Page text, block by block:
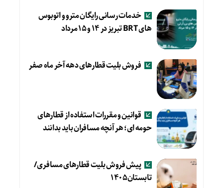
خدمات رسانی رایگان مترو و اتوبوس
های BRT تبریز در ۱۴ و ۱۵ مرداد
فروش بلیت قطارهای دهه آخر ماه صفر
قوانین و مقررات استفاده از قطارهای
حومه ای؛ هر آنچه مسافران باید بدانند
پیش فروش بلیت قطارهای مسافری/
تابستان۱۴۰۵